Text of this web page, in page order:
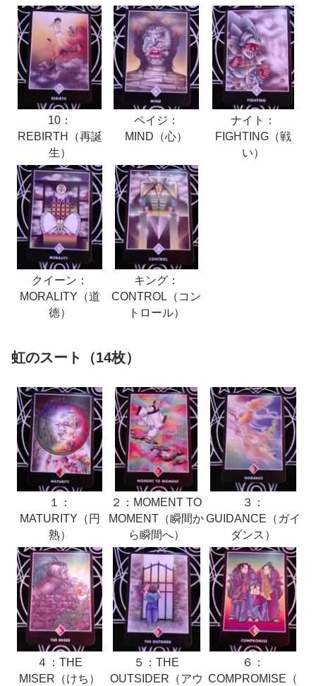
10：
REBIRTH（再誕
生）
ペイジ：
MIND（心）
ナイト：
FIGHTING（戦
い）
クイーン：
MORALITY（道
徳）
キング：
CONTROL（コン
トロール）
虹のスート（14枚）
１：
MATURITY（円
熟）
２：MOMENT TO
MOMENT（瞬間か
ら瞬間へ）
３：
GUIDANCE（ガイ
ダンス）
４：THE
MISER（けち）
５：THE
OUTSIDER（アウ
６：
COMPROMISE（